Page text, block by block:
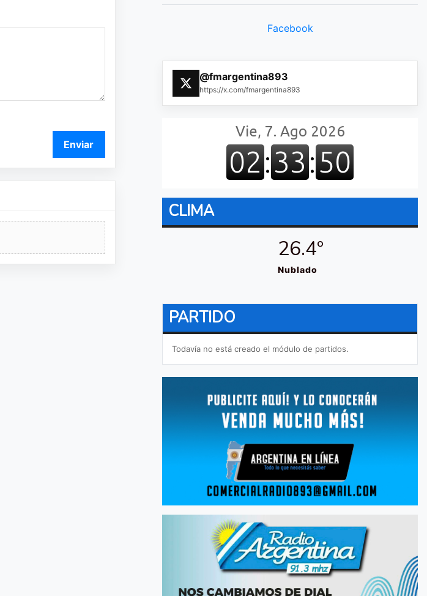
Enviar
Facebook
@fmargentina893
https://x.com/fmargentina893
CLIMA
26.4º
Nublado
PARTIDO
Todavía no está creado el módulo de partidos.